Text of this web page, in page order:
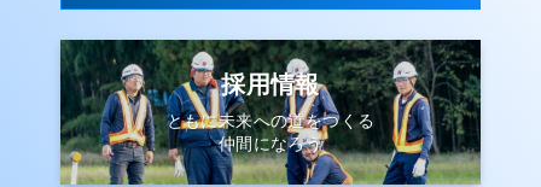
採用情報
ともに未来への道をつくる
仲間になろう